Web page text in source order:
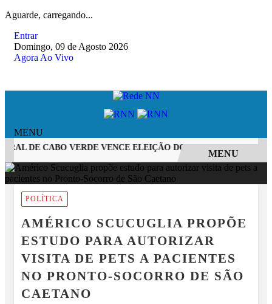
Aguarde, carregando...
Entrar
Domingo, 09 de Agosto 2026
Agora Ao Vivo
MENU
DE CABO VERDE VENCE ELEIÇÃO DO GOL MAIS BONITO
EM ALTA
MENU
POLÍTICA
AMÉRICO SCUCUGLIA PROPÕE
ESTUDO PARA AUTORIZAR
VISITA DE PETS A PACIENTES
NO PRONTO-SOCORRO DE SÃO
CAETANO